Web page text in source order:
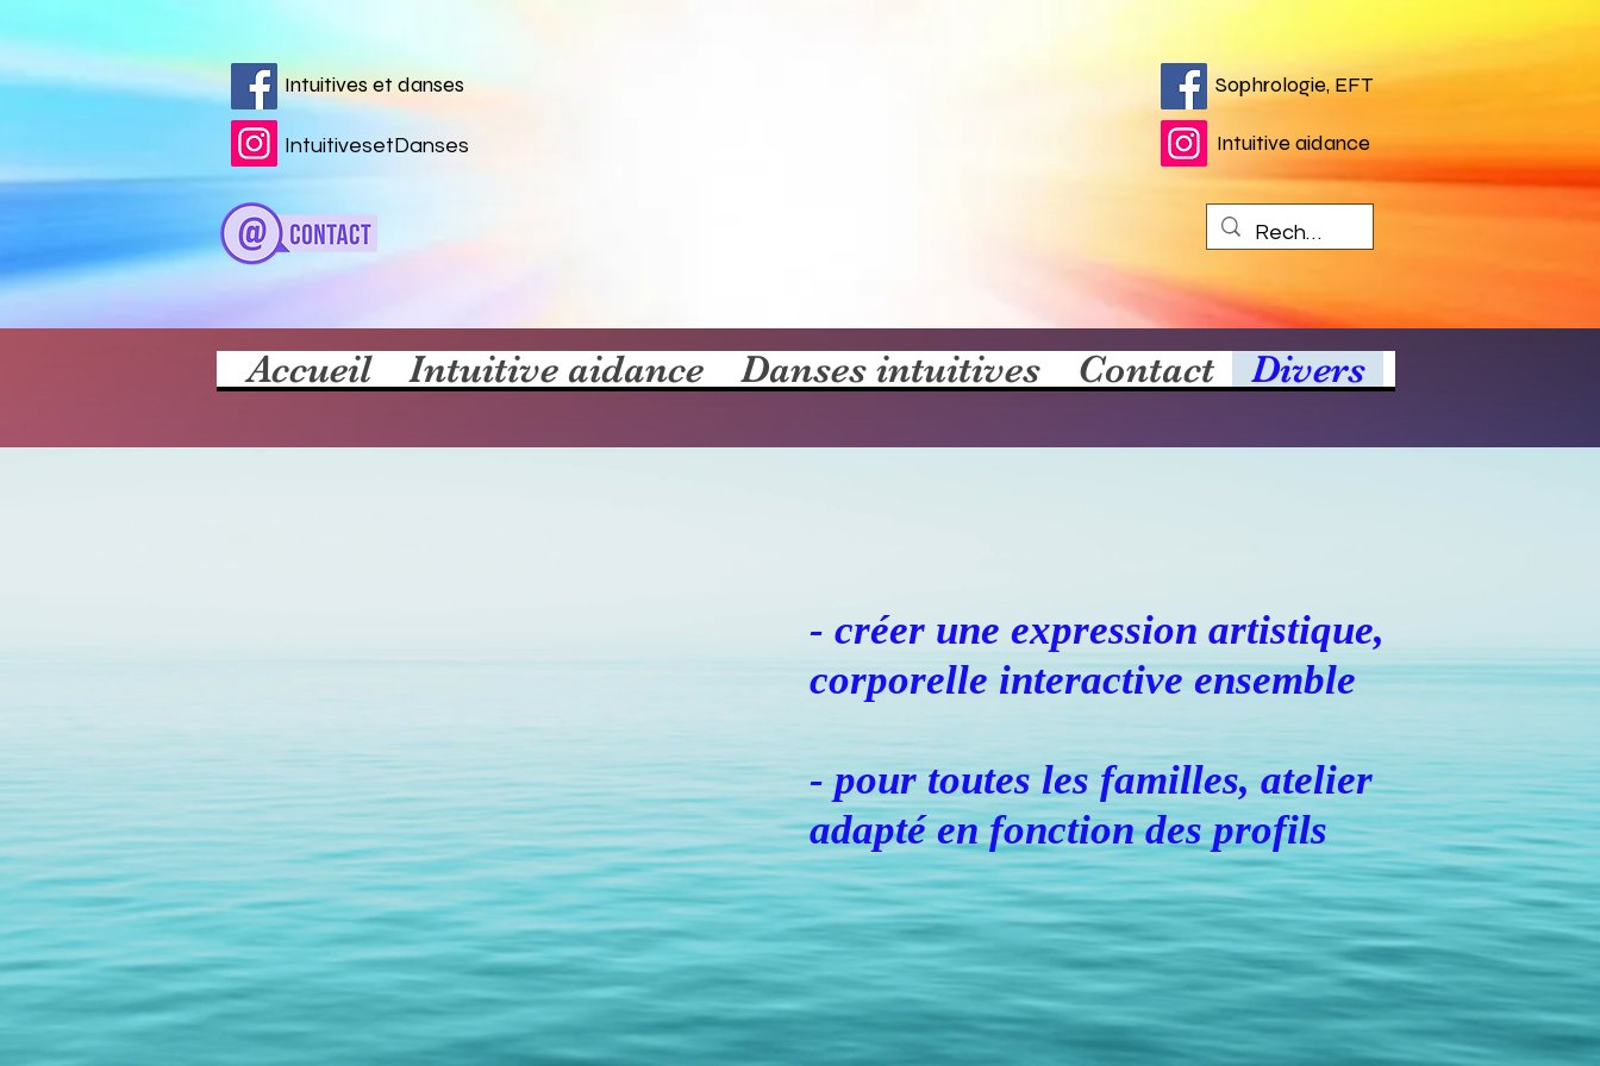
Intuitives et danses Sophrologie, EFT
Intuitive aidance
IntuitivesetDanses
Accueil Intuitive aidance Danses intuitives Contact Divers
- créer une expression artistique,
corporelle interactive ensemble
- pour toutes les familles, atelier
adapté en fonction des profils